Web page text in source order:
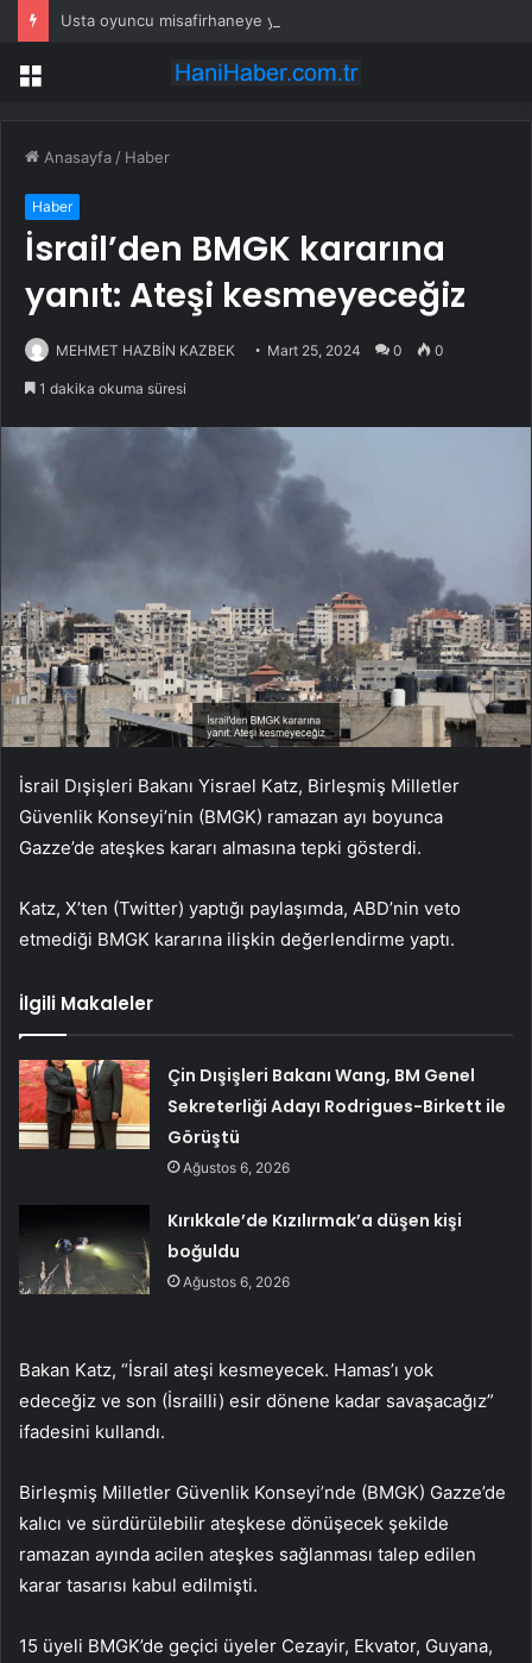
Menü
Anasayfa / Haber
Haber
İsrail’den BMGK kararına
yanıt: Ateşi kesmeyeceğiz
MEHMET HAZBİN KAZBEK Mart 25, 2024 0 0
1 dakika okuma süresi
İsrail Dışişleri Bakanı Yisrael Katz, Birleşmiş Milletler
Güvenlik Konseyi’nin (BMGK) ramazan ayı boyunca
Gazze’de ateşkes kararı almasına tepki gösterdi.
Katz, X’ten (Twitter) yaptığı paylaşımda, ABD’nin veto
etmediği BMGK kararına ilişkin değerlendirme yaptı.
İlgili Makaleler
Çin Dışişleri Bakanı Wang, BM Genel
Sekreterliği Adayı Rodrigues-Birkett ile
Görüştü
Ağustos 6, 2026
Kırıkkale’de Kızılırmak’a düşen kişi
boğuldu
Ağustos 6, 2026
Bakan Katz, “İsrail ateşi kesmeyecek. Hamas’ı yok
edeceğiz ve son (İsrailli) esir dönene kadar savaşacağız”
ifadesini kullandı.
Birleşmiş Milletler Güvenlik Konseyi’nde (BMGK) Gazze’de
kalıcı ve sürdürülebilir ateşkese dönüşecek şekilde
ramazan ayında acilen ateşkes sağlanması talep edilen
karar tasarısı kabul edilmişti.
15 üyeli BMGK’de geçici üyeler Cezayir, Ekvator, Guyana,